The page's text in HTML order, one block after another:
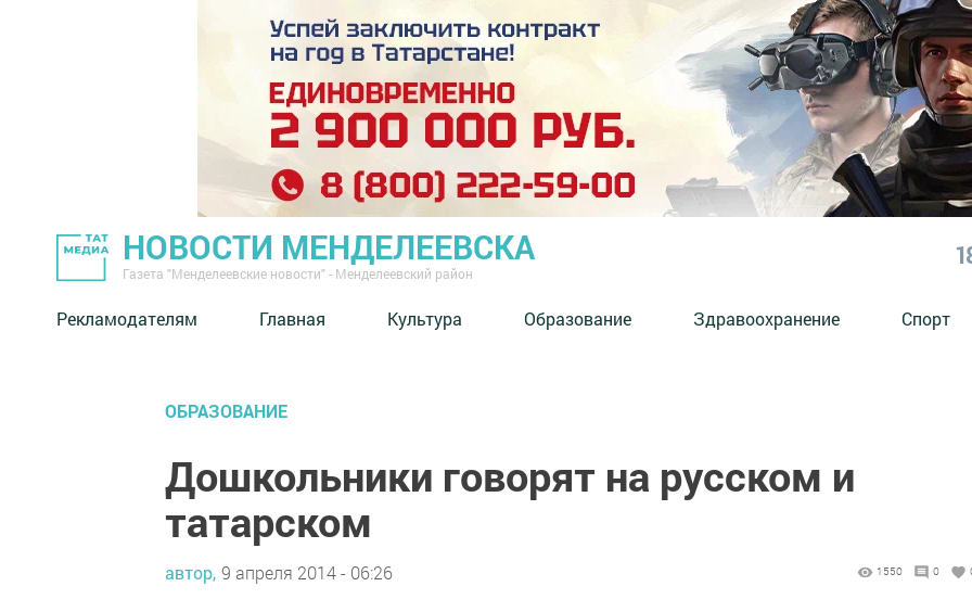
НОВОСТИ МЕНДЕЛЕЕВСКА
Газета "Менделеевские новости" - Менделеевский район
Рекламодателям Главная Культура Образование Здравоохранение Спорт
ОБРАЗОВАНИЕ
Дошкольники говорят на русском и
татарском
автор, 9 апреля 2014 - 06:26 1550 0